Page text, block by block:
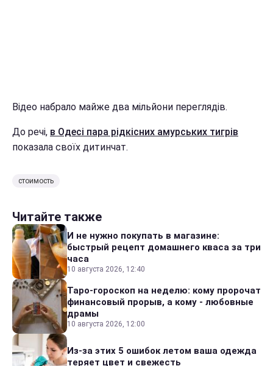
Відео набрало майже два мільйони переглядів.
До речі, в Одесі пара рідкісних амурських тигрів
показала своїх дитинчат.
стоимость
Читайте также
И не нужно покупать в магазине:
быстрый рецепт домашнего кваса за три
часа
10 августа 2026, 12:40
Таро-гороскоп на неделю: кому пророчат
финансовый прорыв, а кому - любовные
драмы
10 августа 2026, 12:00
Из-за этих 5 ошибок летом ваша одежда
теряет цвет и свежесть